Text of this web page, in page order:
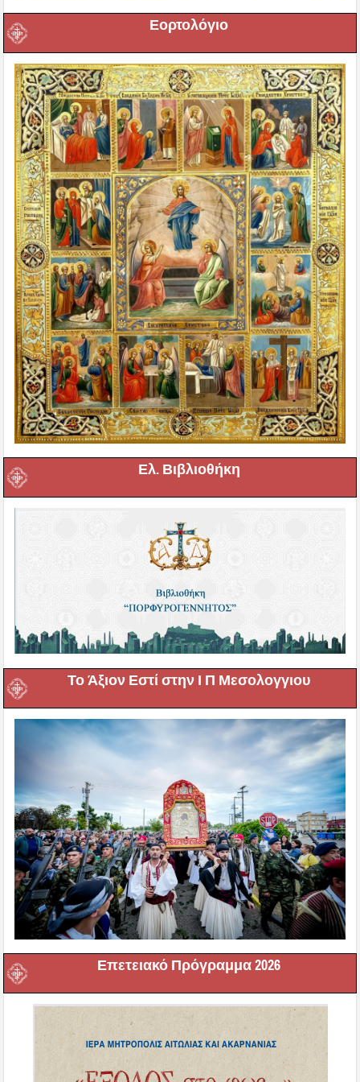
Εορτολόγιο
Ελ. Βιβλιοθήκη
Το Άξιον Εστί στην Ι Π Μεσολογγιου
Επετειακό Πρόγραμμα 2026